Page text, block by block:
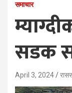
समाचार
सडक
April 3, 2024